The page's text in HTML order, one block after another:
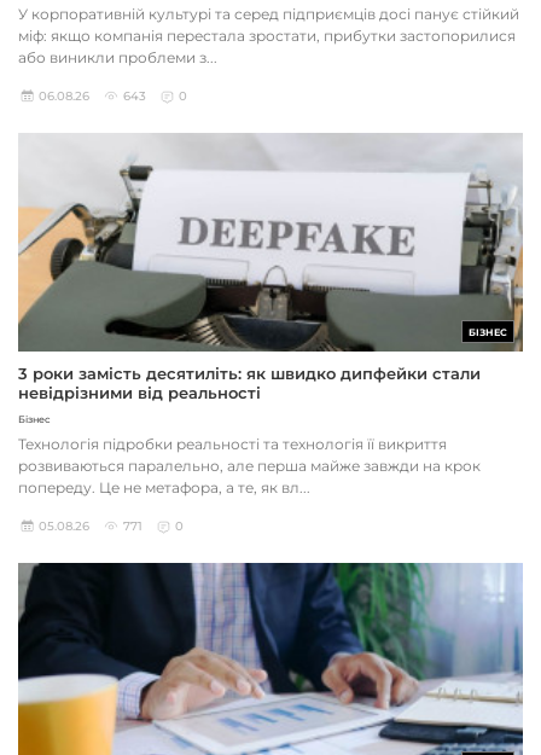
У корпоративній культурі та серед підприємців досі панує стійкий
міф: якщо компанія перестала зростати, прибутки застопорилися
або виникли проблеми з...
06.08.26 643 0
БІЗНЕС
3 роки замість десятиліть: як швидко дипфейки стали
невідрізними від реальності
Бізнес
Технологія підробки реальності та технологія її викриття
розвиваються паралельно, але перша майже завжди на крок
попереду. Це не метафора, а те, як вл...
05.08.26 771 0